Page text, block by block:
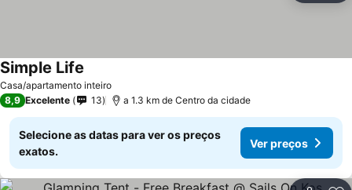
Casa/apartamento inteiro
Simple Life
8,9 Excelente 13 a 1.3 km de Centro da cidade
Selecione as datas para ver os preços
exatos.
Ver preços